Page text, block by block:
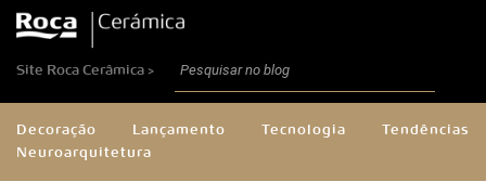
Site Roca Cerâmica >
Decoração Lançamento Tecnologia
Tendências
Neuroarquitetura